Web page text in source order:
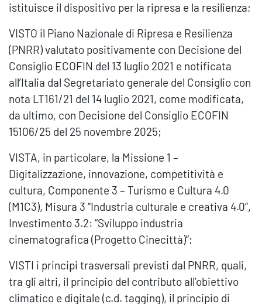
istituisce il dispositivo per la ripresa e la resilienza;
VISTO il Piano Nazionale di Ripresa e Resilienza
(PNRR) valutato positivamente con Decisione del
Consiglio ECOFIN del 13 luglio 2021 e notificata
all’Italia dal Segretariato generale del Consiglio con
nota LT161/21 del 14 luglio 2021, come modificata,
da ultimo, con Decisione del Consiglio ECOFIN
15106/25 del 25 novembre 2025;
VISTA, in particolare, la Missione 1 –
Digitalizzazione, innovazione, competitività e
cultura, Componente 3 – Turismo e Cultura 4.0
(M1C3), Misura 3 “Industria culturale e creativa 4.0”,
Investimento 3.2: “Sviluppo industria
cinematografica (Progetto Cinecittà)”;
VISTI i principi trasversali previsti dal PNRR, quali,
tra gli altri, il principio del contributo all’obiettivo
climatico e digitale (c.d. tagging), il principio di